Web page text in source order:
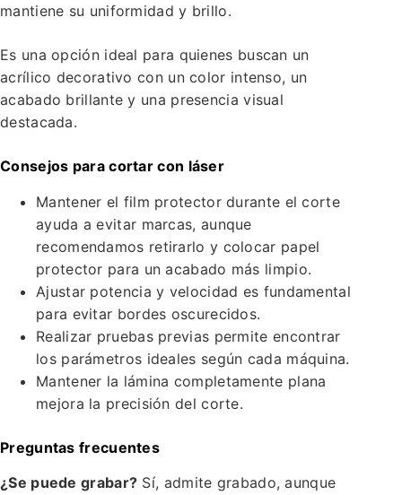
mantiene su uniformidad y brillo.
Es una opción ideal para quienes buscan un
acrílico decorativo con un color intenso, un
acabado brillante y una presencia visual
destacada.
Consejos para cortar con láser
Mantener el film protector durante el corte
ayuda a evitar marcas, aunque
recomendamos retirarlo y colocar papel
protector para un acabado más limpio.
Ajustar potencia y velocidad es fundamental
para evitar bordes oscurecidos.
Realizar pruebas previas permite encontrar
los parámetros ideales según cada máquina.
Mantener la lámina completamente plana
mejora la precisión del corte.
Preguntas frecuentes
¿Se puede grabar? Sí, admite grabado, aunque